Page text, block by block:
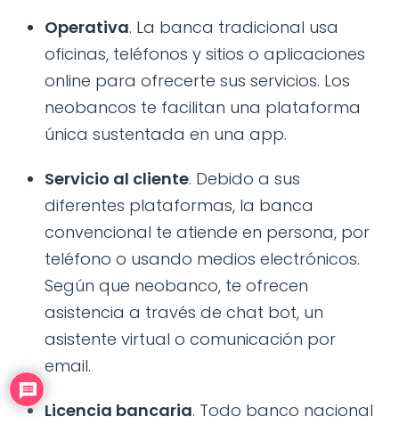
Operativa. La banca tradicional usa
oficinas, teléfonos y sitios o aplicaciones
online para ofrecerte sus servicios. Los
neobancos te facilitan una plataforma
única sustentada en una app.
Servicio al cliente. Debido a sus
diferentes plataformas, la banca
convencional te atiende en persona, por
teléfono o usando medios electrónicos.
Según que neobanco, te ofrecen
asistencia a través de chat bot, un
asistente virtual o comunicación por
email.
Licencia bancaria. Todo banco nacional